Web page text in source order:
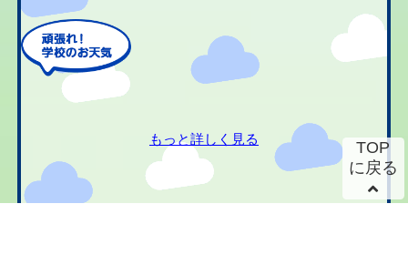
もっと詳しく見る
TOP
に戻る